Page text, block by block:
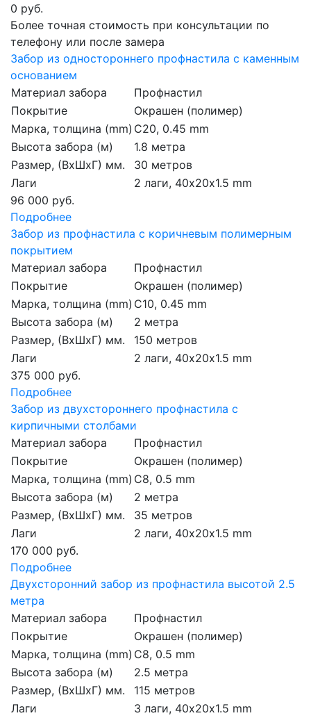
0 руб.
Более точная стоимость при консультации по
телефону или после замера
Забор из одностороннего профнастила с каменным
основанием
Материал забора
Профнастил
Покрытие
Окрашен (полимер)
Марка, толщина (mm) С20, 0.45 mm
Высота забора (м)
1.8 метра
Размер, (ВхШхГ) мм.
30 метров
Лаги
2 лаги, 40х20х1.5 mm
96 000 руб.
Подробнее
Забор из профнастила с коричневым полимерным
покрытием
Материал забора
Профнастил
Покрытие
Окрашен (полимер)
Марка, толщина (mm) С10, 0.45 mm
Высота забора (м)
2 метра
Размер, (ВхШхГ) мм.
150 метров
Лаги
2 лаги, 40х20х1.5 mm
375 000 руб.
Подробнее
Забор из двухстороннего профнастила с
кирпичными столбами
Материал забора
Профнастил
Покрытие
Окрашен (полимер)
Марка, толщина (mm) С8, 0.5 mm
Высота забора (м)
2 метра
Размер, (ВхШхГ) мм.
35 метров
Лаги
2 лаги, 40х20х1.5 mm
170 000 руб.
Подробнее
Двухсторонний забор из профнастила высотой 2.5
метра
Материал забора
Профнастил
Покрытие
Окрашен (полимер)
Марка, толщина (mm) С8, 0.5 mm
Высота забора (м)
2.5 метра
Размер, (ВхШхГ) мм.
115 метров
Лаги
3 лаги, 40х20х1.5 mm